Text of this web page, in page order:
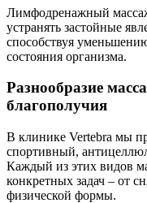
Лимфодренажный
устранять застойные
способствуя
состояния организма.
Разнообразие
благополучия
В клинике Vertebra мы
спортивный,
Каждый из этих видов
конкретных задач – от
физической формы.